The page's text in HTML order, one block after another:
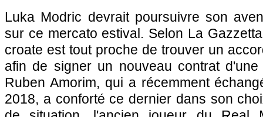
Luka Modric devrait poursuivre son
sur ce mercato estival. Selon La
croate est tout proche de trouver un
afin de signer un nouveau contrat
Ruben Amorim, qui a récemment
2018, a conforté ce dernier dans son